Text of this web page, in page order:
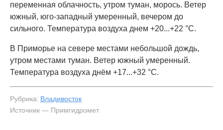
переменная облачность, утром туман, морось. Ветер
южный, юго-западный умеренный, вечером до
сильного. Температура воздуха днем +20...+22 °C.
В Приморье на севере местами небольшой дождь,
утром местами туман. Ветер южный умеренный.
Температура воздуха днём +17...+32 °C.
Рубрика: Владивосток
Источник — Примгидромет